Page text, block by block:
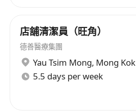
店舖清潔員（旺角）
德善醫療集團
Yau Tsim Mong, Mong Kok
5.5 days per week